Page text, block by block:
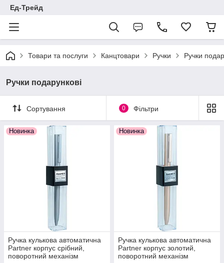
Ед-Трейд
Товари та послуги Канцтовари Ручки Ручки
Ручки подарункові
Сортування 0 Фільтри
Новинка
Ручка кулькова автоматична
Partner корпус срібний,
поворотний механізм
Новинка
Ручка кулькова автоматична
Partner корпус золотий,
поворотний механізм